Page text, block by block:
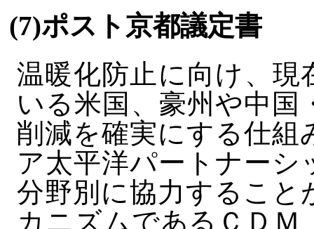
(7)ポスト京都議定書
温暖化防止に向け、現
いる米国、豪州や中
削減を確実にする仕組
ア太平洋パートナー
分野別に協力すること
カニズムであるＣＤ